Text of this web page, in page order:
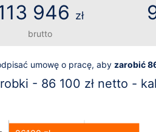
946 zł
brutto
umowę o pracę, aby zarobić
- 86 100 zł netto -